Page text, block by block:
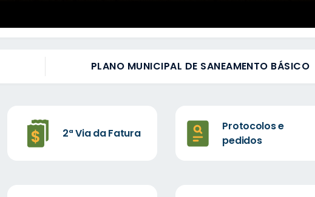
PLANO MUNICIPAL DE SANEAMENTO BÁSICO
2ª Via da Fatura
Protocolos e
pedidos